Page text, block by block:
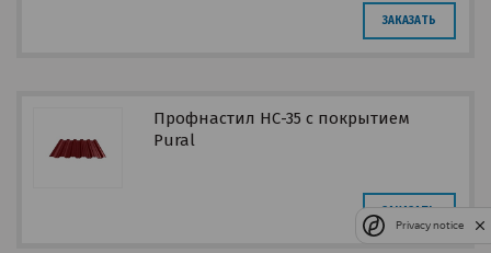
ЗАКАЗАТЬ
Профнастил НС-35 с покрытием
Pural
ЗАКАЗАТЬ
Privacy notice